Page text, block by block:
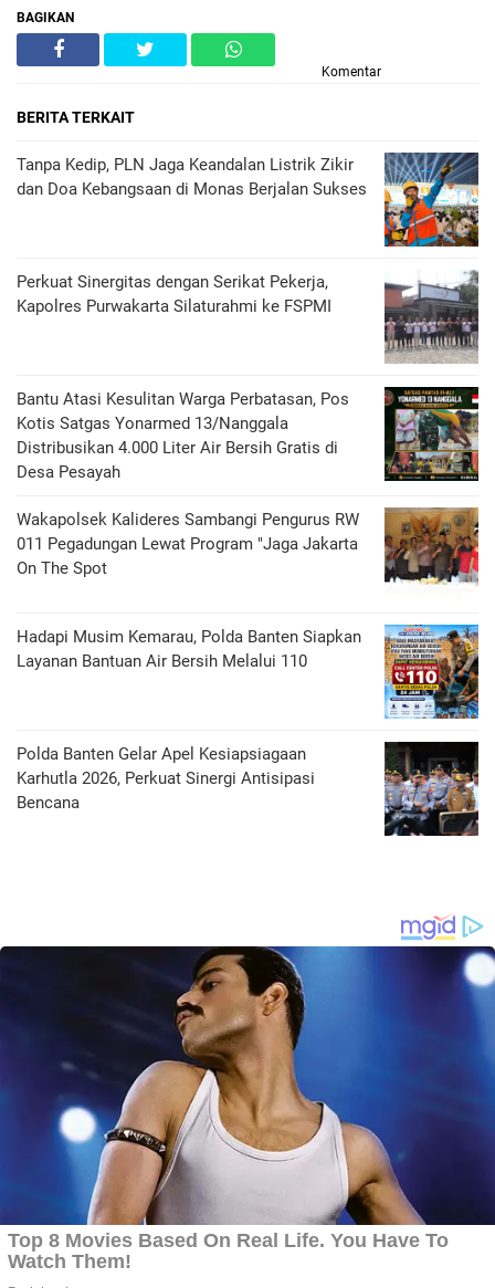
BAGIKAN
Komentar
BERITA TERKAIT
Tanpa Kedip, PLN Jaga Keandalan Listrik Zikir
dan Doa Kebangsaan di Monas Berjalan Sukses
Perkuat Sinergitas dengan Serikat Pekerja,
Kapolres Purwakarta Silaturahmi ke FSPMI
Bantu Atasi Kesulitan Warga Perbatasan, Pos
Kotis Satgas Yonarmed 13/Nanggala
Distribusikan 4.000 Liter Air Bersih Gratis di
Desa Pesayah
Wakapolsek Kalideres Sambangi Pengurus RW
011 Pegadungan Lewat Program "Jaga Jakarta
On The Spot
Hadapi Musim Kemarau, Polda Banten Siapkan
Layanan Bantuan Air Bersih Melalui 110
Polda Banten Gelar Apel Kesiapsiagaan
Karhutla 2026, Perkuat Sinergi Antisipasi
Bencana